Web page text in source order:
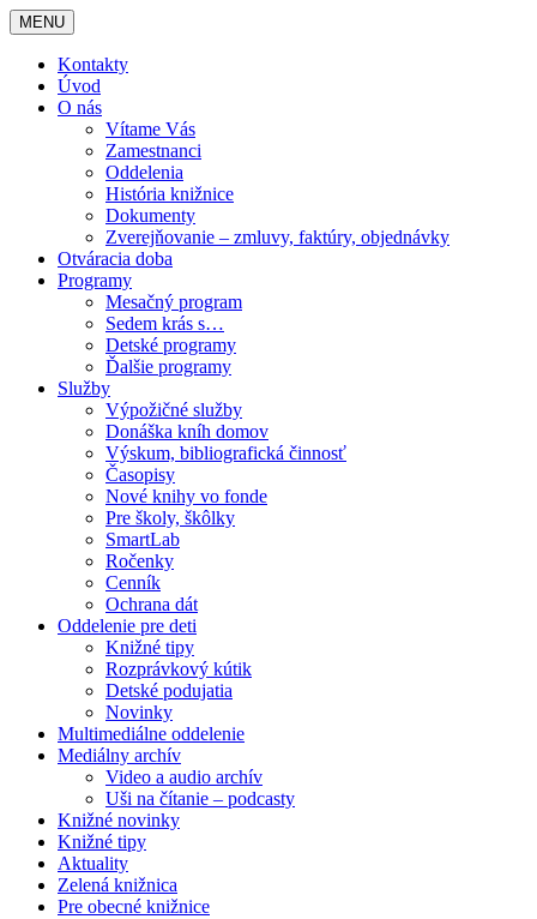
MENU
Kontakty
Úvod
O nás
Vítame Vás
Zamestnanci
Oddelenia
História knižnice
Dokumenty
Zverejňovanie – zmluvy, faktúry, objednávky
Otváracia doba
Programy
Mesačný program
Sedem krás s…
Detské programy
Ďalšie programy
Služby
Výpožičné služby
Donáška kníh domov
Výskum, bibliografická činnosť
Časopisy
Nové knihy vo fonde
Pre školy, škôlky
SmartLab
Ročenky
Cenník
Ochrana dát
Oddelenie pre deti
Knižné tipy
Rozprávkový kútik
Detské podujatia
Novinky
Multimediálne oddelenie
Mediálny archív
Video a audio archív
Uši na čítanie – podcasty
Knižné novinky
Knižné tipy
Aktuality
Zelená knižnica
Pre obecné knižnice